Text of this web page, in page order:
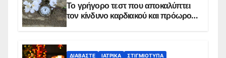
Το γρήγορο τεστ που αποκαλύπτει
τον κίνδυνο καρδιακού και πρόωρου
ΔΙΑΒΆΣΤΕ ΙΑΤΡΙΚΆ ΣΤΙΓΜΙΌΤΥΠΑ